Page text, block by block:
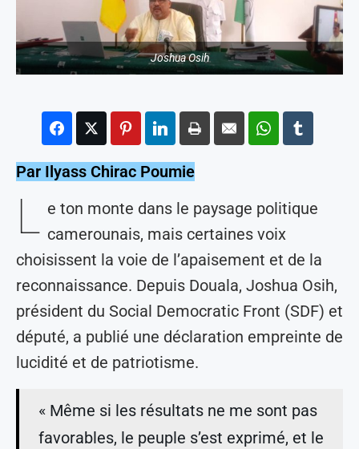
Joshua Osih
Par Ilyass Chirac Poumie
L e ton monte dans le paysage politique
camerounais, mais certaines voix
choisissent la voie de l’apaisement et de la
reconnaissance. Depuis Douala, Joshua Osih,
président du Social Democratic Front (SDF) et
député, a publié une déclaration empreinte de
lucidité et de patriotisme.
« Même si les résultats ne me sont pas
favorables, le peuple s’est exprimé, et le